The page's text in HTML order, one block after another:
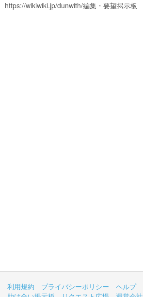
https://wikiwiki.jp/dunwith/編集・要望掲示板
利用規約 プライバシーポリシー ヘルプ